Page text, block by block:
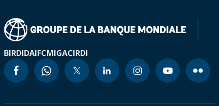
BIRDIDAIFCMIGACIRDI